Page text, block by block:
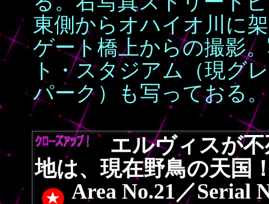
東側からオハイオ川に
ゲート橋上からの撮影
ト・スタジアム（現グ
パーク）も写っておる。
エルヴィスが
地は、現在野鳥の天国
Area No.21／